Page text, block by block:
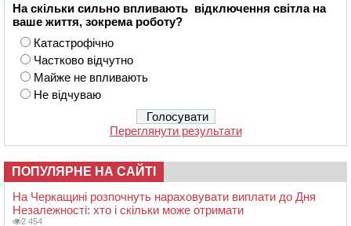
На скільки сильно впливають відключення світла на
ваше життя, зокрема роботу?
Катастрофічно
Частково відчутно
Майже не впливають
Не відчуваю
Переглянути результати
ПОПУЛЯРНЕ НА САЙТІ
На Черкащині розпочнуть нараховувати виплати до Дня
Незалежності: хто і скільки може отримати
2 454